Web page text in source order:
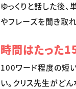
ゆっくりと話した後
やフレーズを聞き取
時間はたった
100ワード程度の短
い。クリス先生がど